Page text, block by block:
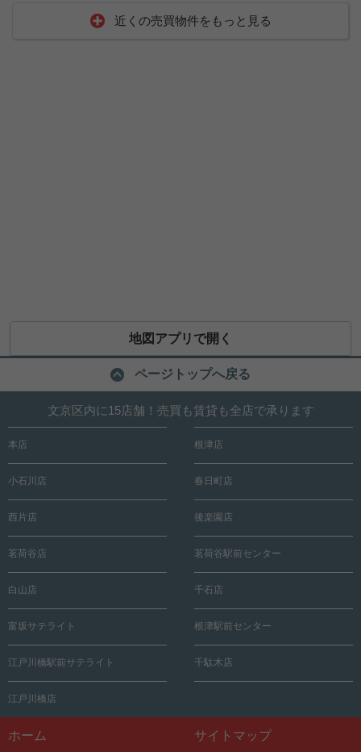
近くの売買物件をもっと見る
地図アプリで開く
ページトップへ戻る
文京区内に15店舗！売買も賃貸も全店で承ります
本店 根津店
小石川店 春日町店
西片店 後楽園店
茗荷谷店 茗荷谷駅前センター
白山店 千石店
富坂サテライト 根津駅前センター
江戸川橋駅前サテライト 千駄木店
江戸川橋店
ホーム サイトマップ